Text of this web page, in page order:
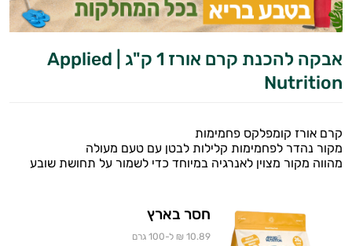
אבקה להכנת קרם אורז 1 ק"ג | Applied
Nutrition
קרם אורז קומפלקס פחמימות
מקור נהדר לפחמימות קלילות לבטן עם טעם מעולה
מהווה מקור מצוין לאנרגיה במיוחד כדי לשמור על תחושת שובע
חסר בארץ
10.89 ₪ ל-100 גרם